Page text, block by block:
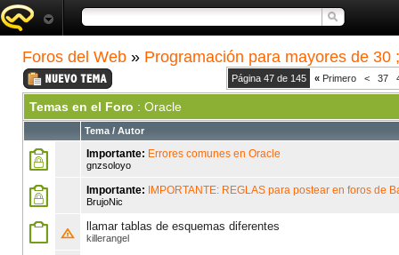
Foros del Web » Programación para mayores de 30
Página 47 de 145 « Primero < 37
Temas en el Foro : Oracle
Tema / Autor
Importante: Errores comunes en Oracle
gnzsoloyo
Importante: IMPORTANTE: REGLAS para postear en foros de
BrujoNic
llamar tablas de esquemas diferentes
killerangel